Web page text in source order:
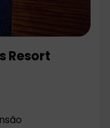
Resort